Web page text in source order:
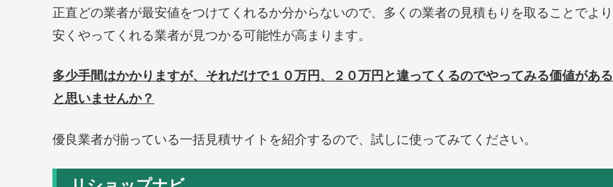
正直どの業者が最安値をつけてくれるか分からないので、多くの業者の見積もりを取ることでより
安くやってくれる業者が見つかる可能性が高まります。
多少手間はかかりますが、それだけで１０万円、２０万円と違ってくるのでやってみる価値がある
と思いませんか？
優良業者が揃っている一括見積サイトを紹介するので、試しに使ってみてください。